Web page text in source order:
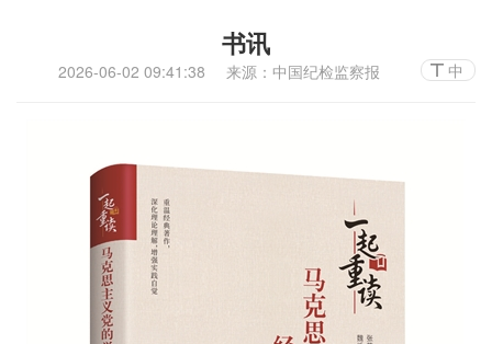
书讯
2026-06-02 09:41:38 来源：中国纪检监察报 中